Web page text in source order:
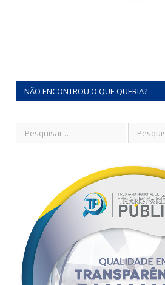
NÃO ENCONTROU O QUE QUERIA?